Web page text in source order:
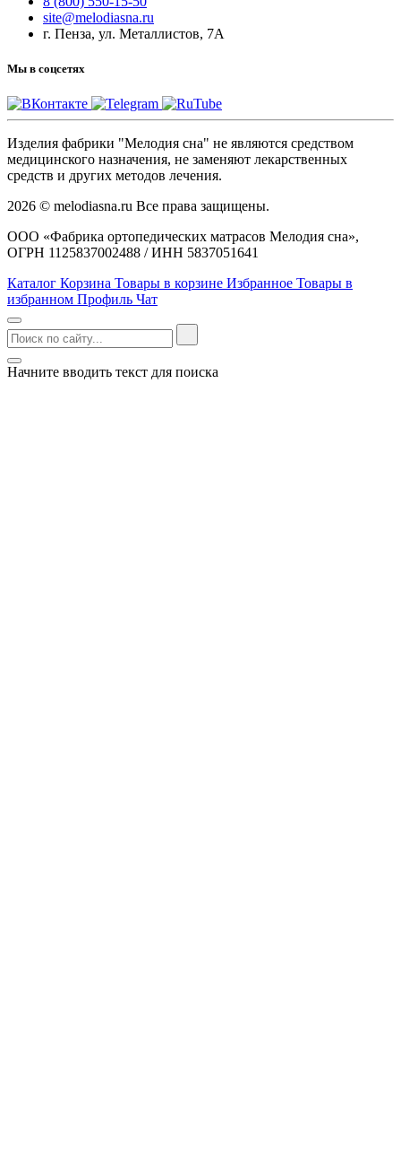
site@melodiasna.ru
г. Пенза, ул. Металлистов, 7А
Мы в соцсетях
Изделия фабрики "Мелодия сна" не являются средством
медицинского назначения, не заменяют лекарственных
средств и других методов лечения.
2026 © melodiasna.ru Все права защищены.
ООО «Фабрика ортопедических матрасов Мелодия сна»,
ОГРН 1125837002488 / ИНН 5837051641
Каталог Корзина Товары в корзине Избранное Товары в
избранном Профиль Чат
Начните вводить текст для поиска